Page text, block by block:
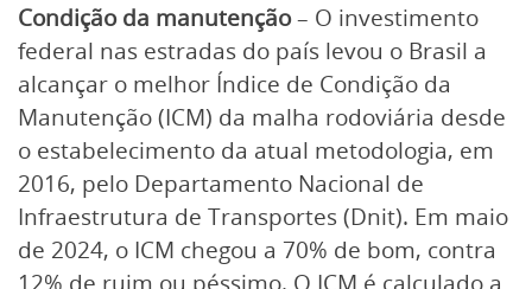
Condição da manutenção– O investimento
federal nas estradas do país levou o Brasil a
alcançar o melhor Índice de Condição da
Manutenção (ICM) da malha rodoviária desde
o estabelecimento da atual metodologia, em
2016, pelo Departamento Nacional de
Infraestrutura de Transportes (Dnit). Em maio
de 2024, o ICM chegou a 70% de bom, contra
12% de ruim ou péssimo. O ICM é calculado a